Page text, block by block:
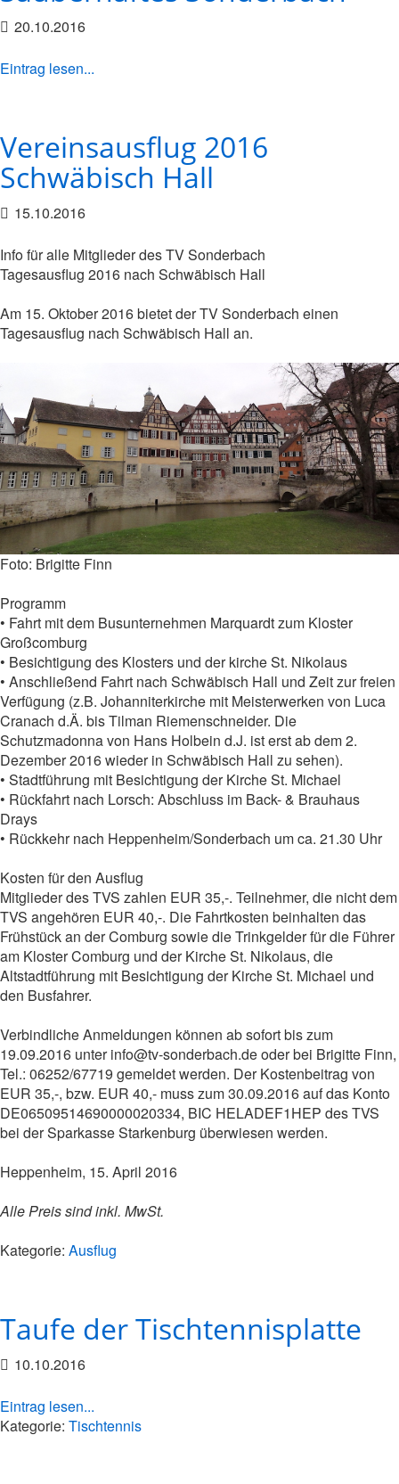
20.10.2016
Eintrag lesen...
Vereinsausflug 2016
Schwäbisch Hall
15.10.2016
Info für alle Mitglieder des TV Sonderbach
Tagesausflug 2016 nach Schwäbisch Hall
Am 15. Oktober 2016 bietet der TV Sonderbach einen
Tagesausflug nach Schwäbisch Hall an.
Foto: Brigitte Finn
Programm
• Fahrt mit dem Busunternehmen Marquardt zum Kloster
Großcomburg
• Besichtigung des Klosters und der kirche St. Nikolaus
• Anschließend Fahrt nach Schwäbisch Hall und Zeit zur freien
Verfügung (z.B. Johanniterkirche mit Meisterwerken von Luca
Cranach d.Ä. bis Tilman Riemenschneider. Die
Schutzmadonna von Hans Holbein d.J. ist erst ab dem 2.
Dezember 2016 wieder in Schwäbisch Hall zu sehen).
• Stadtführung mit Besichtigung der Kirche St. Michael
• Rückfahrt nach Lorsch: Abschluss im Back- & Brauhaus
Drays
• Rückkehr nach Heppenheim/Sonderbach um ca. 21.30 Uhr
Kosten für den Ausflug
Mitglieder des TVS zahlen EUR 35,-. Teilnehmer, die nicht dem
TVS angehören EUR 40,-. Die Fahrtkosten beinhalten das
Frühstück an der Comburg sowie die Trinkgelder für die Führer
am Kloster Comburg und der Kirche St. Nikolaus, die
Altstadtführung mit Besichtigung der Kirche St. Michael und
den Busfahrer.
Verbindliche Anmeldungen können ab sofort bis zum
19.09.2016 unter info@tv-sonderbach.de oder bei Brigitte Finn,
Tel.: 06252/67719 gemeldet werden. Der Kostenbeitrag von
EUR 35,-, bzw. EUR 40,- muss zum 30.09.2016 auf das Konto
DE06509514690000020334, BIC HELADEF1HEP des TVS
bei der Sparkasse Starkenburg überwiesen werden.
Heppenheim, 15. April 2016
Alle Preis sind inkl. MwSt.
Kategorie: Ausflug
Taufe der Tischtennisplatte
10.10.2016
Eintrag lesen...
Kategorie: Tischtennis